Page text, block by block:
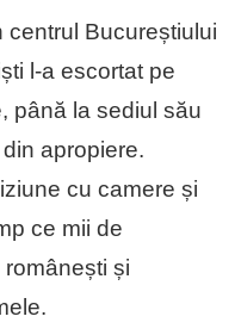
centrul Bucureștiului
l-a escortat pe
până la sediul său
apropiere.
cu camere și
ce mii de
și